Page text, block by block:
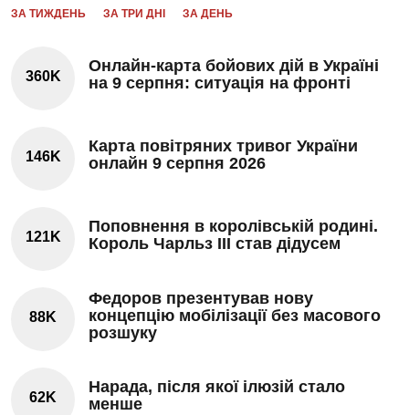
ЗА ТИЖДЕНЬ ЗА ТРИ ДНІ ЗА ДЕНЬ
360K
Онлайн-карта бойових дій в Україні
на 9 серпня: ситуація на фронті
146K
Карта повітряних тривог України
онлайн 9 серпня 2026
121K
Поповнення в королівській родині.
Король Чарльз III став дідусем
88K
Федоров презентував нову
концепцію мобілізації без масового
розшуку
62K
Нарада, після якої ілюзій стало
менше